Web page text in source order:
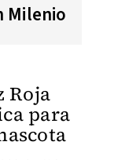
Milenio
Roja
para